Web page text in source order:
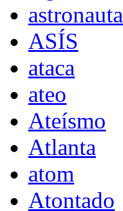
astronauta
ASÍS
ataca
ateo
Ateísmo
Atlanta
atom
Atontado